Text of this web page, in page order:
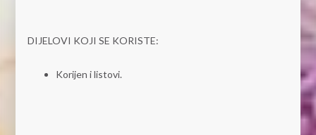
DIJELOVI KOJI SE KORISTE:
Korijen i listovi.